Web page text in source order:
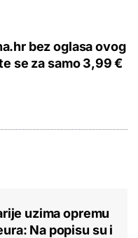
bez oglasa ovog
se za samo 3,99 €
uzima opremu
Na popisu su i